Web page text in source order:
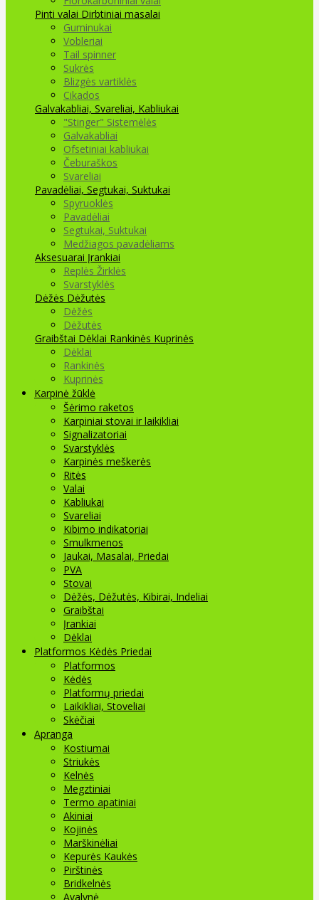
Pinti valai Dirbtiniai masalai
Guminukai
Vobleriai
Tail spinner
Sukrės
Blizgės vartiklės
Cikados
Galvakabliai, Svareliai, Kabliukai
"Stinger" Sistemėlės
Galvakabliai
Ofsetiniai kabliukai
Čeburaškos
Svareliai
Pavadėliai, Segtukai, Suktukai
Spyruoklės
Pavadėliai
Segtukai, Suktukai
Medžiagos pavadėliams
Aksesuarai Įrankiai
Replės Žirklės
Svarstyklės
Dėžės Dėžutės
Dėžės
Dėžutės
Graibštai Dėklai Rankinės Kuprinės
Dėklai
Rankinės
Kuprinės
Karpinė žūklė
Šėrimo raketos
Karpiniai stovai ir laikikliai
Signalizatoriai
Svarstyklės
Karpinės meškerės
Ritės
Valai
Kabliukai
Svareliai
Kibimo indikatoriai
Smulkmenos
Jaukai, Masalai, Priedai
PVA
Stovai
Dėžės, Dėžutės, Kibirai, Indeliai
Graibštai
Įrankiai
Dėklai
Platformos Kėdės Priedai
Platformos
Kėdės
Platformų priedai
Laikikliai, Stoveliai
Skėčiai
Apranga
Kostiumai
Striukės
Kelnės
Megztiniai
Termo apatiniai
Akiniai
Kojinės
Marškinėliai
Kepurės Kaukės
Pirštinės
Bridkelnės
Avalynė